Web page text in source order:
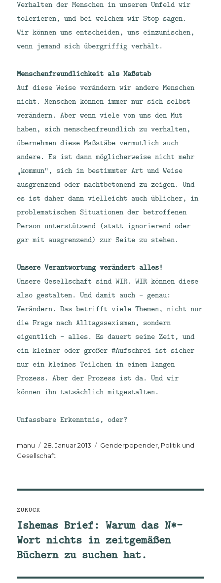
Verhalten der Menschen in unserem Umfeld wir
tolerieren, und bei welchem wir Stop sagen.
Wir können uns entscheiden, uns einzumischen,
wenn jemand sich übergriffig verhält.
Menschenfreundlichkeit als Maßstab
Auf diese Weise verändern wir andere Menschen
nicht. Menschen können immer nur sich selbst
verändern. Aber wenn viele von uns den Mut
haben, sich menschenfreundlich zu verhalten,
übernehmen diese Maßstäbe vermutlich auch
andere. Es ist dann möglicherweise nicht mehr
„kommun“, sich in bestimmter Art und Weise
ausgrenzend oder machtbetonend zu zeigen. Und
es ist daher dann vielleicht auch üblicher, in
problematischen Situationen der betroffenen
Person unterstützend (statt ignorierend oder
gar mit ausgrenzend) zur Seite zu stehen.
Unsere Verantwortung verändert alles!
Unsere Gesellschaft sind WIR. WIR können diese
also gestalten. Und damit auch – genau:
Verändern. Das betrifft viele Themen, nicht nur
die Frage nach Alltagssexismen, sondern
eigentlich – alles. Es dauert seine Zeit, und
ein kleiner oder großer #Aufschrei ist sicher
nur ein kleines Teilchen in einem langen
Prozess. Aber der Prozess ist da. Und wir
können ihn tatsächlich mitgestalten.
Unfassbare Erkenntnis, oder?
Autor
manu
Veröffentlicht
am
28. Januar 2013 Kategorien
Genderpopender Politik und
Gesellschaft
ZURÜCK
Vorheriger
Beitrag:
Ishemas Brief: Warum das N*-
Wort nichts in zeitgemäßen
Büchern zu suchen hat.